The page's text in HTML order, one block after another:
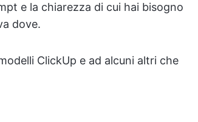
e la chiarezza di cui hai bisogno
dove.
ClickUp e ad alcuni altri che